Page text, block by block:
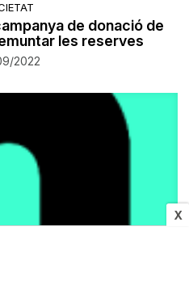
X
de donació de
les reserves
2022